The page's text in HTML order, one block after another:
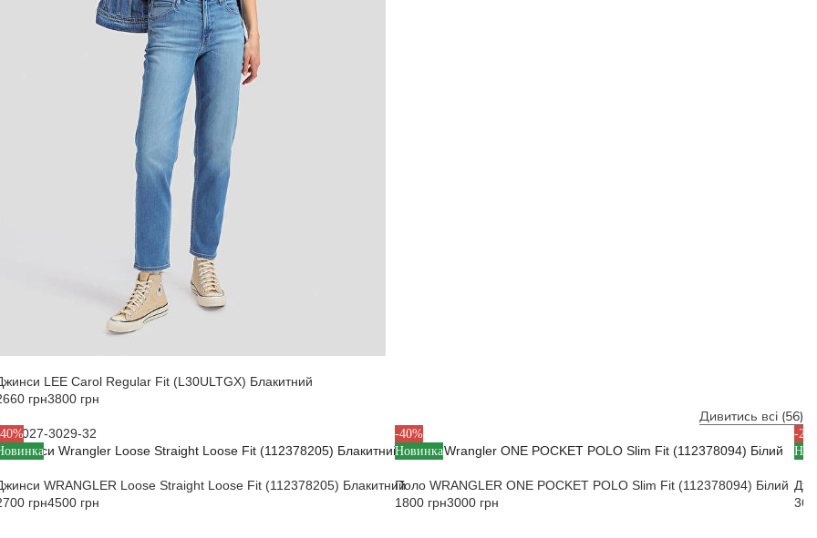
LEE Carol Regular Fit (L30ULTGX) Блакитний
грн3800 грн
Дивитись всі (56)
3027-3029-32
WRANGLER Loose Straight Loose Fit (112378205) Блакитний
грн4500 грн
-40%
Новинка
SL
Поло WRANGLER ONE POCKET POLO Slim Fit (112378094) Білий
1800 грн3000 грн
-
27-